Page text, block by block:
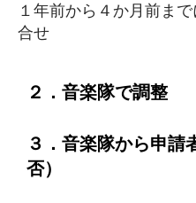
１年前から４か月前ま
合せ
２．音楽隊で調整
３．音楽隊から申請
否）